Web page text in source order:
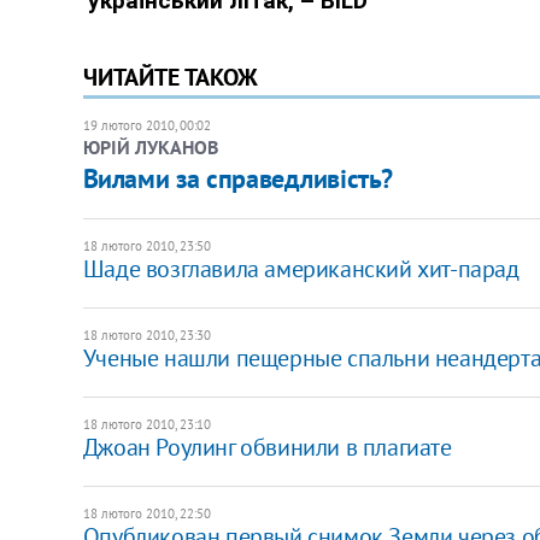
ЧИТАЙТЕ ТАКОЖ
19 лютого 2010, 00:02
ЮРІЙ ЛУКАНОВ
Вилами за справедливість?
18 лютого 2010, 23:50
Шаде возглавила американский хит-парад
18 лютого 2010, 23:30
Ученые нашли пещерные спальни
18 лютого 2010, 23:10
Джоан Роулинг обвинили в плагиате
18 лютого 2010, 22:50